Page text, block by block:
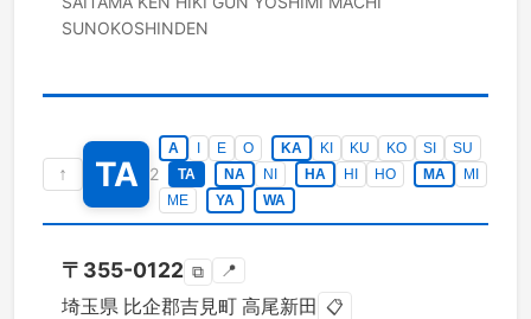
SUNOKOSHINDEN
↑ TA 2
A E O KA KI KU KO SI
SU
TA
NA NI HA HI HO MA
MI
ME
YA WA
〒 355-0122 ⧉ 📍
埼玉県 比企郡吉見町 高尾新田 📋